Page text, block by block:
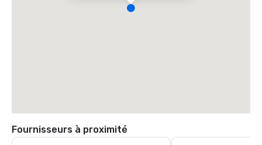
Fournisseurs à proximité